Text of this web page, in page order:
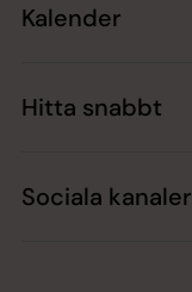
Kalender
Hitta snabbt
Sociala kanaler